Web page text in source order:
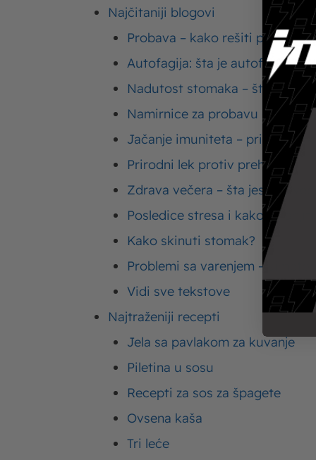
Najčitaniji blogovi
Probava – kako rešiti
Autofagija: šta je autofagija?
Nadutost stomaka – šta je
Namirnice za probavu – hrana
Jačanje imuniteta – prirodni lek
Prirodni lek protiv prehlade
Zdrava večera – šta jesti za
Posledice stresa i kako smanjiti
Kako skinuti stomak?
Problemi sa varenjem –
Vidi sve tekstove
Najtraženiji recepti
Jela sa pavlakom za kuvanje
Piletina u sosu
Recepti za sos za špagete
Ovsena kaša
Tri leće
Upišite
ovde